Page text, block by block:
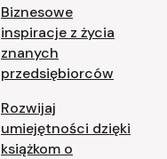
Biznesowe
inspiracje z życia
znanych
przedsiębiorców
Rozwijaj
umiejętności dzięki
książkom o